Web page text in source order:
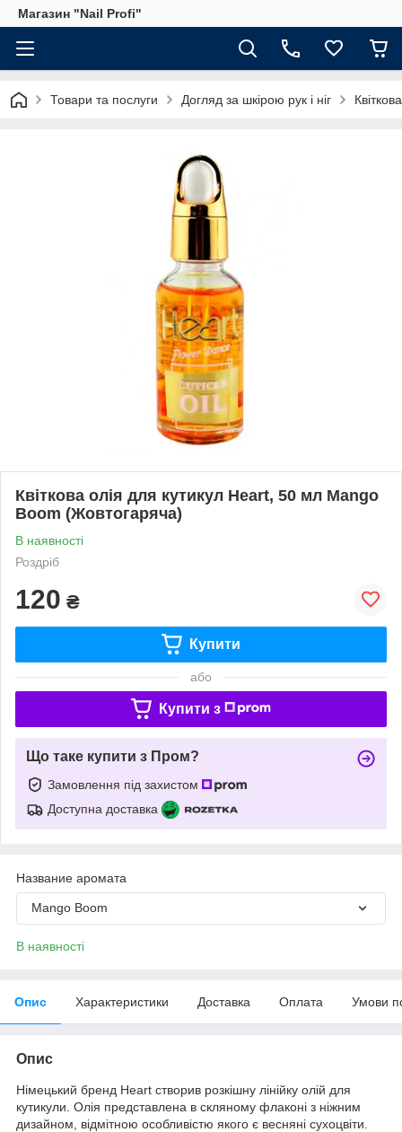
Магазин "Nail Profi"
Товари та послуги Догляд за шкірою рук і ніг
Квіткова олія для кутикул Heart, 50 мл Mango
Boom (Жовтогаряча)
В наявності
Роздріб
120 ₴
Купити
або
Купити з
Що таке купити з Пром?
Замовлення під захистом
Доступна доставка
Название аромата
Mango Boom
В наявності
Опис Характеристики Доставка Оплата Умови
Опис
Німецький бренд Heart створив розкішну лінійку олій для
кутикули. Олія представлена в скляному флаконі з ніжним
дизайном, відмітною особливістю якого є весняні сухоцвіти.